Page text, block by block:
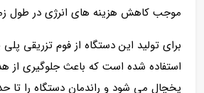
موجب کاهش هزینه‌ های انرژی در طول
برای تولید این دستگاه از فوم تزریقی
استفاده شده است که باعث جلوگیری از
یخچال می‌ شود و راندمان دستگاه را تا